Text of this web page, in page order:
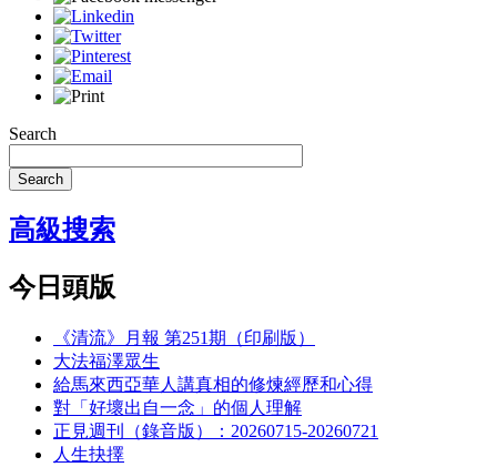
Search
Search
高級搜索
今日頭版
《清流》月報 第251期（印刷版）
大法福澤眾生
給馬來西亞華人講真相的修煉經歷和心得
對「好壞出自一念」的個人理解
正見週刊（錄音版）：20260715-20260721
人生抉擇